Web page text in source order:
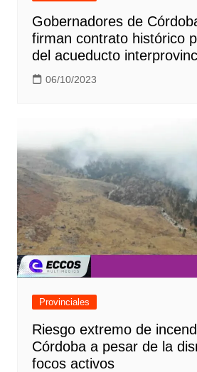
Gobernadores de
firman contrato histórico
del acueducto
06/10/2023
Provinciales
Riesgo extremo de
Córdoba a pesar de la
focos activos